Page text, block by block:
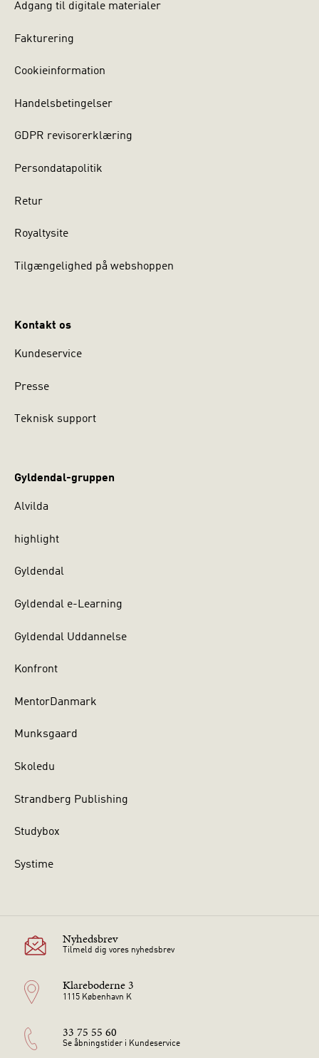
Adgang til digitale materialer
Fakturering
Cookieinformation
Handelsbetingelser
GDPR revisorerklæring
Persondatapolitik
Retur
Royaltysite
Tilgængelighed på webshoppen
Kontakt os
Kundeservice
Presse
Teknisk support
Gyldendal-gruppen
Alvilda
highlight
Gyldendal
Gyldendal e-Learning
Gyldendal Uddannelse
Konfront
MentorDanmark
Munksgaard
Skoledu
Strandberg Publishing
Studybox
Systime
Nyhedsbrev
Tilmeld dig vores nyhedsbrev
Klareboderne 3
1115 København K
33 75 55 60
Se åbningstider i Kundeservice